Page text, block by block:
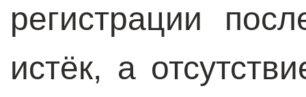
регистрации
истёк, а